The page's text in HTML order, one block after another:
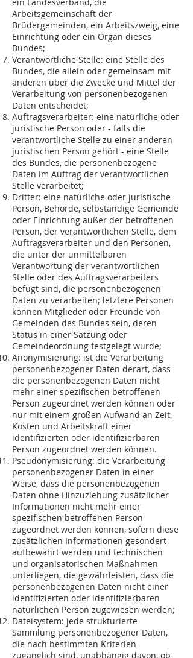
Arbeitsgemeinschaft der
Brüdergemeinden, ein Arbeitszweig, eine
Einrichtung oder ein Organ dieses
Bundes;
Verantwortliche Stelle: eine Stelle des
Bundes, die allein oder gemeinsam mit
anderen über die Zwecke und Mittel der
Verarbeitung von personenbezogenen
Daten entscheidet;
Auftragsverarbeiter: eine natürliche oder
juristische Person oder - falls die
verantwortliche Stelle zu einer anderen
juristischen Person gehört - eine Stelle
des Bundes, die personenbezogene
Daten im Auftrag der verantwortlichen
Stelle verarbeitet;
Dritter: eine natürliche oder juristische
Person, Behörde, selbständige Gemeinde
oder Einrichtung außer der betroffenen
Person, der verantwortlichen Stelle, dem
Auftragsverarbeiter und den Personen,
die unter der unmittelbaren
Verantwortung der verantwortlichen
Stelle oder des Auftragsverarbeiters
befugt sind, die personenbezogenen
Daten zu verarbeiten; letztere Personen
können Mitglieder oder Freunde von
Gemeinden des Bundes sein, deren
Status in einer Satzung oder
Gemeindeordnung festgelegt wurde;
Anonymisierung: ist die Verarbeitung
personenbezogener Daten derart, dass
die personenbezogenen Daten nicht
mehr einer spezifischen betroffenen
Person zugeordnet werden können oder
nur mit einem großen Aufwand an Zeit,
Kosten und Arbeitskraft einer
identifizierten oder identifizierbaren
Person zugeordnet werden können.
Pseudonymisierung: die Verarbeitung
personenbezogener Daten in einer
Weise, dass die personenbezogenen
Daten ohne Hinzuziehung zusätzlicher
Informationen nicht mehr einer
spezifischen betroffenen Person
zugeordnet werden können, sofern diese
zusätzlichen Informationen gesondert
aufbewahrt werden und technischen
und organisatorischen Maßnahmen
unterliegen, die gewährleisten, dass die
personenbezogenen Daten nicht einer
identifizierten oder identifizierbaren
natürlichen Person zugewiesen werden;
Dateisystem: jede strukturierte
Sammlung personenbezogener Daten,
die nach bestimmten Kriterien
zugänglich sind, unabhängig davon, ob